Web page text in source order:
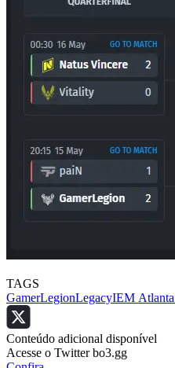
TAGS
GamerLegionLegacyIEM
Conteúdo adicional disponível
Acesse o Twitter bo3.gg